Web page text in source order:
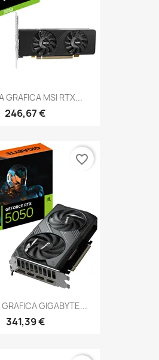
GRAFICA MSI RTX...
246,67 €
GIGABYTE...
341,39 €
favorite_border